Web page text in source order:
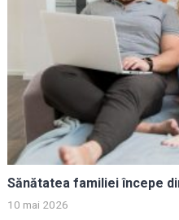
Sănătatea familiei începe
10 mai 2026